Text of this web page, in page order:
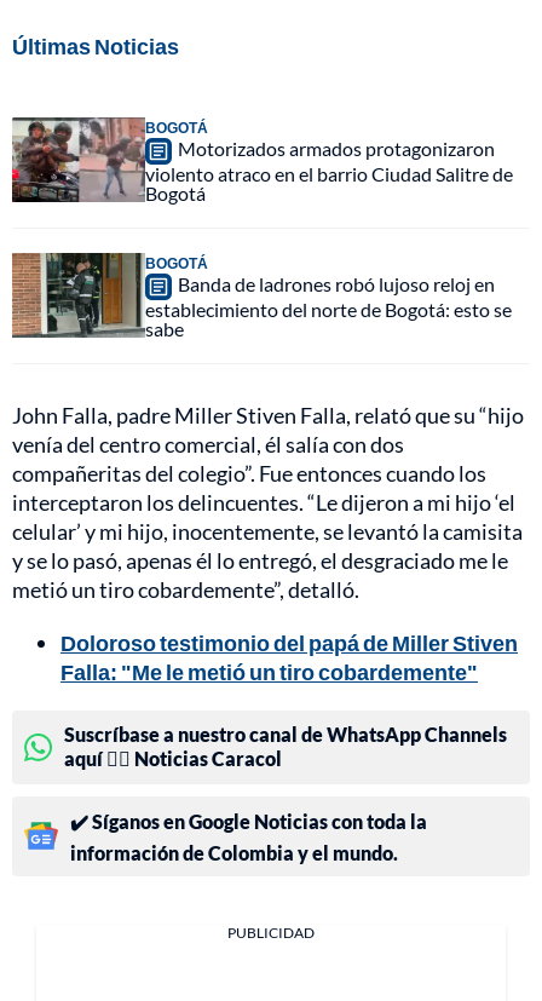
Últimas Noticias
BOGOTÁ
Motorizados armados protagonizaron
violento atraco en el barrio Ciudad Salitre de
Bogotá
BOGOTÁ
Banda de ladrones robó lujoso reloj en
establecimiento del norte de Bogotá: esto se
sabe
John Falla, padre Miller Stiven Falla, relató que su “hijo
venía del centro comercial, él salía con dos
compañeritas del colegio”. Fue entonces cuando los
interceptaron los delincuentes. “Le dijeron a mi hijo ‘el
celular’ y mi hijo, inocentemente, se levantó la camisita
y se lo pasó, apenas él lo entregó, el desgraciado me le
metió un tiro cobardemente”, detalló.
Doloroso testimonio del papá de Miller Stiven
Falla: "Me le metió un tiro cobardemente"
Suscríbase a nuestro canal de WhatsApp Channels
aquí 👉🏻 Noticias Caracol
✔️ Síganos en Google Noticias con toda la
información de Colombia y el mundo.
PUBLICIDAD